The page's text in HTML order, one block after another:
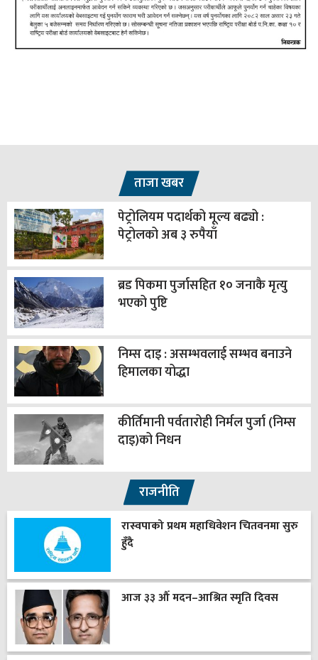
ताजा खबर
पेट्रोलियम पदार्थको मूल्य बढ्यो :
पेट्रोलको अब ३ रुपैयाँ
ब्रड पिकमा पुर्जासहित १० जनाकै मृत्यु
भएको पुष्टि
निम्स दाइ : असम्भवलाई सम्भव बनाउने
हिमालका योद्धा
कीर्तिमानी पर्वतारोही निर्मल पुर्जा (निम्स
दाइ)को निधन
राजनीति
रास्वपाको प्रथम महाधिवेशन चितवनमा सुरु
हुँदै
आज ३३ औँ मदन–आश्रित स्मृति दिवस